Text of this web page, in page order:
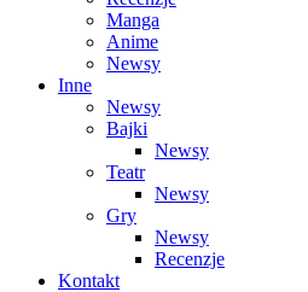
Manga
Anime
Newsy
Inne
Newsy
Bajki
Newsy
Teatr
Newsy
Gry
Newsy
Recenzje
Kontakt